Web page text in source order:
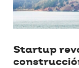
Startup